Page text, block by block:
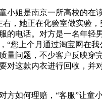
姐是南京一所高校的在
右，她正在化验室做实验
的电话。对方是一名年轻
“您上个月通过淘宝网在
量问题，不少客户反映穿
对这款内衣进行回收，并
如何理赔，“客服”让童